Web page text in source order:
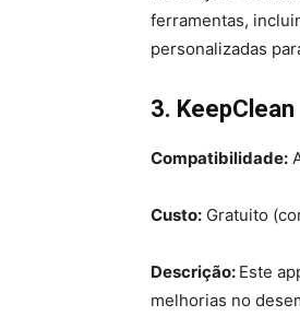
ferramentas,
personalizadas
3. KeepClean
Compatibilidade:
Custo: Gratuito
Descrição: Este
melhorias no